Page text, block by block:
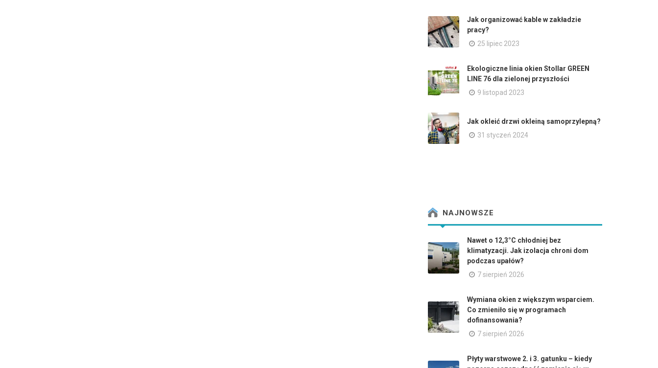
Jak organizować kable w zakładzie
pracy?
25 lipiec 2023
Ekologiczne linia okien Stollar GREEN
LINE 76 dla zielonej przyszłości
9 listopad 2023
Jak okleić drzwi okleiną samoprzylepną?
31 styczeń 2024
NAJNOWSZE
Nawet o 12,3°C chłodniej bez
klimatyzacji. Jak izolacja chroni dom
podczas upałów?
7 sierpień 2026
Wymiana okien z większym wsparciem.
Co zmieniło się w programach
dofinansowania?
7 sierpień 2026
Płyty warstwowe 2. i 3. gatunku – kiedy